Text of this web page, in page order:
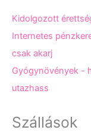
Kidolgozott
Internetes
csak akarj
Gyógynövények -
utazhass
Szállások